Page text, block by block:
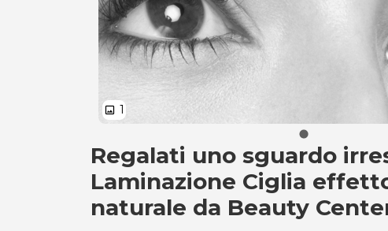
image 1
Laminazione Ciglia
Regalati uno sguardo
Laminazione Ciglia
naturale da Beauty